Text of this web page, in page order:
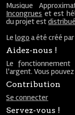
Musique
Incongrues et est
du projet estdistribué
Lelogo a été créé par
Aidez-nous !
Le
l'argent. Vous
Contribution
Se connecter
Servez-vous !